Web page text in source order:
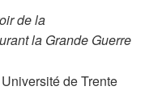
de la
la Grande Guerre
de Trente